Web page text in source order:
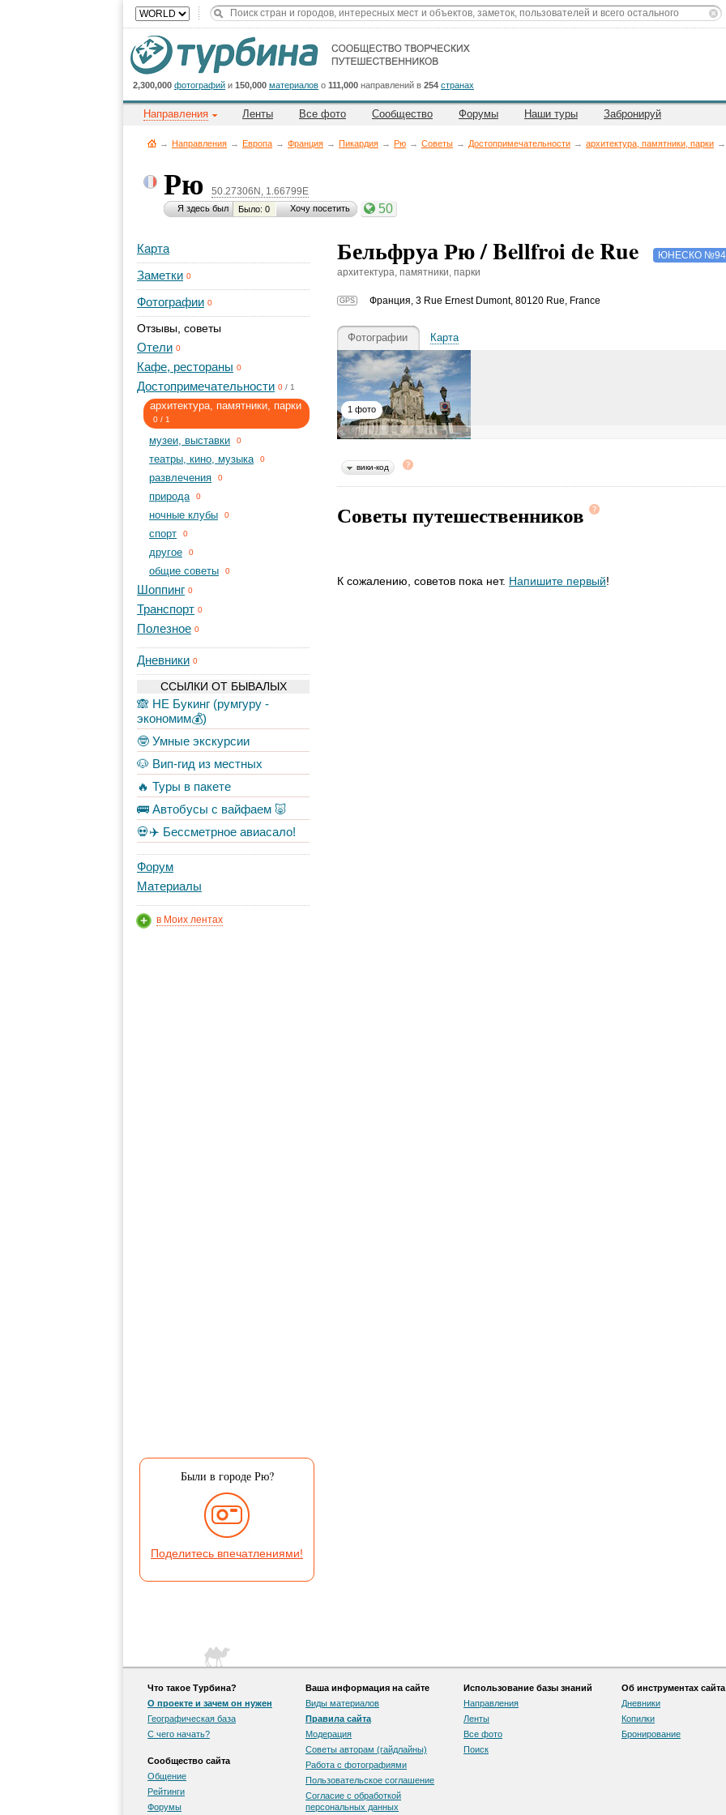
2,300,000 фотографий и 150,000 материалов о 111,000 направлений в 254 странах
Направления Ленты Все фото Сообщество Форумы Наши туры Забронируй
→ Направления → Европа → Франция → Пикардия → Рю → Советы → Достопримечательности → архитектура, памятники, парки →
Рю 50.27306N, 1.66799E
Я здесь был Было: 0 Хочу посетить 50
Карта
Заметки 0
Фотографии 0
Отзывы, советы
Отели 0
Кафе, рестораны 0
Достопримечательности 0 / 1
архитектура, памятники, парки
0 / 1
музеи, выставки 0
театры, кино, музыка 0
развлечения 0
природа 0
ночные клубы 0
спорт 0
другое 0
общие советы 0
Шоппинг 0
Транспорт 0
Полезное 0
Дневники 0
ССЫЛКИ ОТ БЫВАЛЫХ
🙈 НЕ Букинг (румгуру -
экономим💰)
🤓 Умные экскурсии
🐶 Вип-гид из местных
🔥 Туры в пакете
🚌 Автобусы с вайфаем 🐷
💀✈️ Бессметрное авиасало!
Форум
Материалы
в Моих лентах
Были в городе Рю?
Поделитесь впечатлениями!
Бельфруа Рю / Bellfroi de Rue ЮНЕСКО
архитектура, памятники, парки
GPS Франция, 3 Rue Ernest Dumont, 80120 Rue, France
Фотографии Карта
1 фото
вики-код
Советы путешественников
К сожалению, советов пока нет. Напишите первый!
Что такое Турбина?
О проекте и зачем он нужен
Географическая база
С чего начать?
Сообщество сайта
Общение
Рейтинги
Форумы
Ваша информация на сайте
Виды материалов
Правила сайта
Модерация
Советы авторам (гайдлайны)
Работа с фотографиями
Пользовательскоe соглашение
Согласие с обработкой
персональных данных
Использование базы знаний
Направления
Ленты
Все фото
Поиск
Об инструментах сайта
Дневники
Копилки
Бронирование